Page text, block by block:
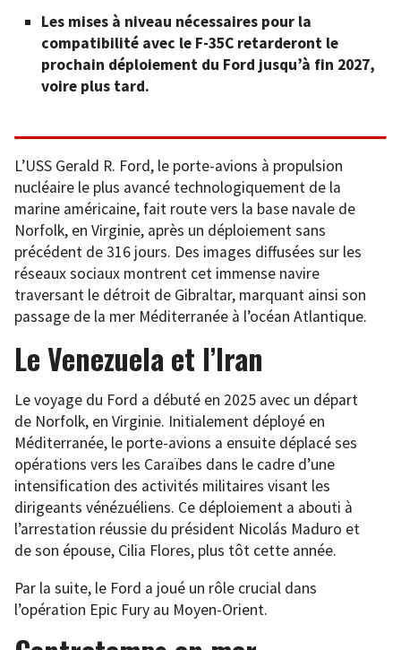
Les mises à niveau nécessaires pour la
compatibilité avec le F-35C retarderont le
prochain déploiement du Ford jusqu’à fin 2027,
voire plus tard.
L’USS Gerald R. Ford, le porte-avions à propulsion
nucléaire le plus avancé technologiquement de la
marine américaine, fait route vers la base navale de
Norfolk, en Virginie, après un déploiement sans
précédent de 316 jours. Des images diffusées sur les
réseaux sociaux montrent cet immense navire
traversant le détroit de Gibraltar, marquant ainsi son
passage de la mer Méditerranée à l’océan Atlantique.
Le Venezuela et l’Iran
Le voyage du Ford a débuté en 2025 avec un départ
de Norfolk, en Virginie. Initialement déployé en
Méditerranée, le porte-avions a ensuite déplacé ses
opérations vers les Caraïbes dans le cadre d’une
intensification des activités militaires visant les
dirigeants vénézuéliens. Ce déploiement a abouti à
l’arrestation réussie du président Nicolás Maduro et
de son épouse, Cilia Flores, plus tôt cette année.
Par la suite, le Ford a joué un rôle crucial dans
l’opération Epic Fury au Moyen-Orient.